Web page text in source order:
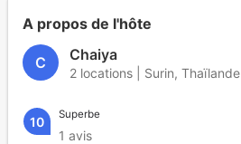
A propos de l'hôte
C Chaiya
2 locations | Surin, Thaïlande
10 Superbe
1 avis